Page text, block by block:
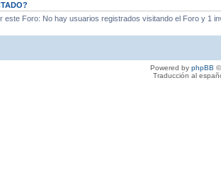
este Foro: No hay usuarios registrados visitando el Foro y 1
Powered by phpBB
Traducción al